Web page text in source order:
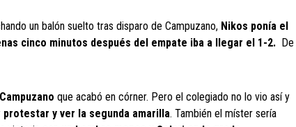
un balón suelto tras disparo de Campuzano, Nikos ponía el
cinco minutos después del empate iba a llegar el 1-2. De
Campuzano que acabó en córner. Pero el colegiado no lo vio así y
protestar y ver la segunda amarilla. También el míster sería